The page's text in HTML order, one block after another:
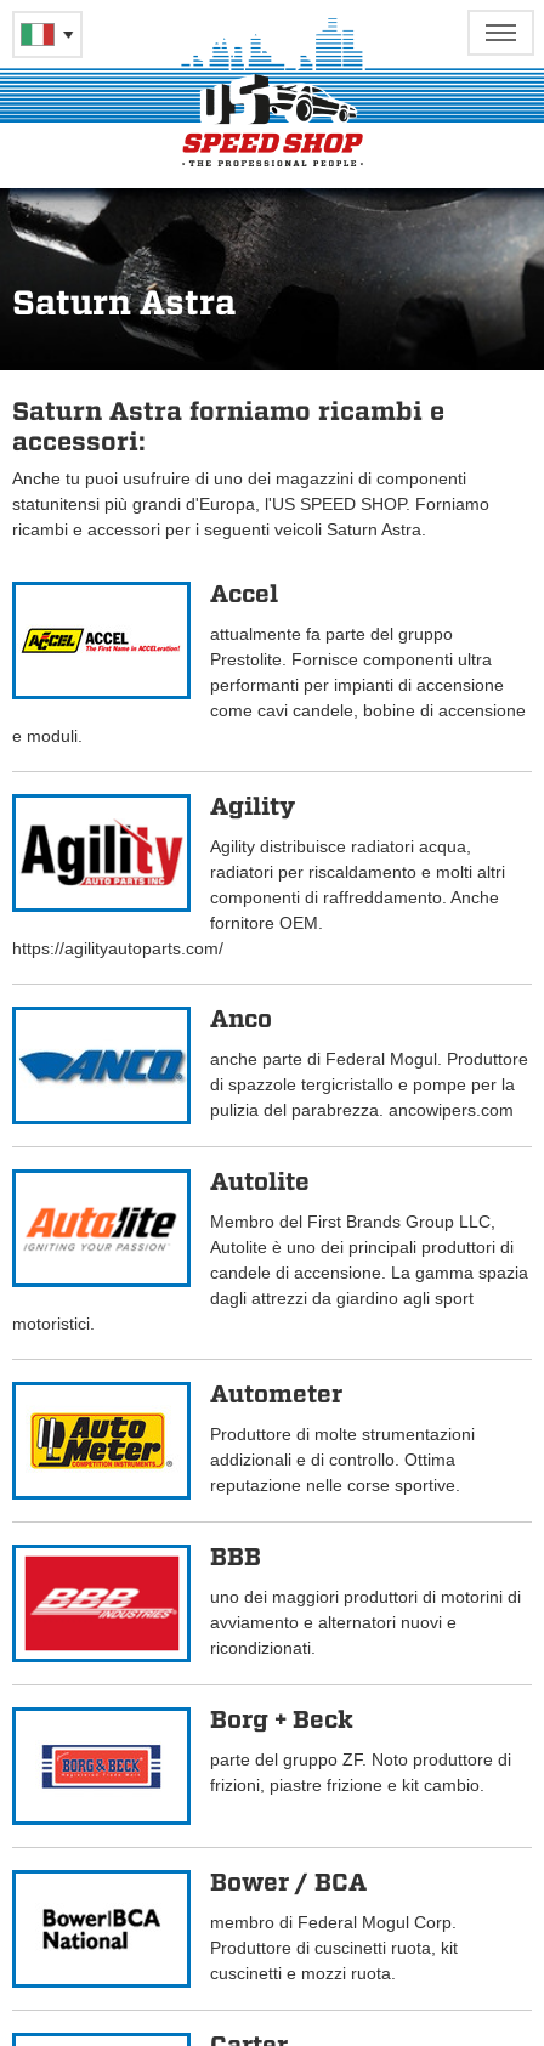
Saturn Astra
Saturn Astra forniamo ricambi e
accessori:
Anche tu puoi usufruire di uno dei magazzini di componenti
statunitensi più grandi d'Europa, l'US SPEED SHOP. Forniamo
ricambi e accessori per i seguenti veicoli Saturn Astra.
Accel
attualmente fa parte del gruppo
Prestolite. Fornisce componenti ultra
performanti per impianti di accensione
come cavi candele, bobine di accensione
e moduli.
Agility
Agility distribuisce radiatori acqua,
radiatori per riscaldamento e molti altri
componenti di raffreddamento. Anche
fornitore OEM.
https://agilityautoparts.com/
Anco
anche parte di Federal Mogul. Produttore
di spazzole tergicristallo e pompe per la
pulizia del parabrezza. ancowipers.com
Autolite
Membro del First Brands Group LLC,
Autolite è uno dei principali produttori di
candele di accensione. La gamma spazia
dagli attrezzi da giardino agli sport
motoristici.
Autometer
Produttore di molte strumentazioni
addizionali e di controllo. Ottima
reputazione nelle corse sportive.
BBB
uno dei maggiori produttori di motorini di
avviamento e alternatori nuovi e
ricondizionati.
Borg + Beck
parte del gruppo ZF. Noto produttore di
frizioni, piastre frizione e kit cambio.
Bower / BCA
membro di Federal Mogul Corp.
Produttore di cuscinetti ruota, kit
cuscinetti e mozzi ruota.